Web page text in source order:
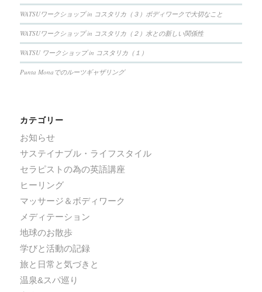
WATSUワークショップ in コスタリカ（３）ボディワークで大切なこと
WATSUワークショップ in コスタリカ（２）水との新しい関係性
WATSU ワークショップ in コスタリカ（１）
Punta Monaでのルーツギャザリング
カテゴリー
お知らせ
サステイナブル・ライフスタイル
セラピストの為の英語講座
ヒーリング
マッサージ＆ボディワーク
メディテーション
地球のお散歩
学びと活動の記録
旅と日常と気づきと
温泉&スパ巡り